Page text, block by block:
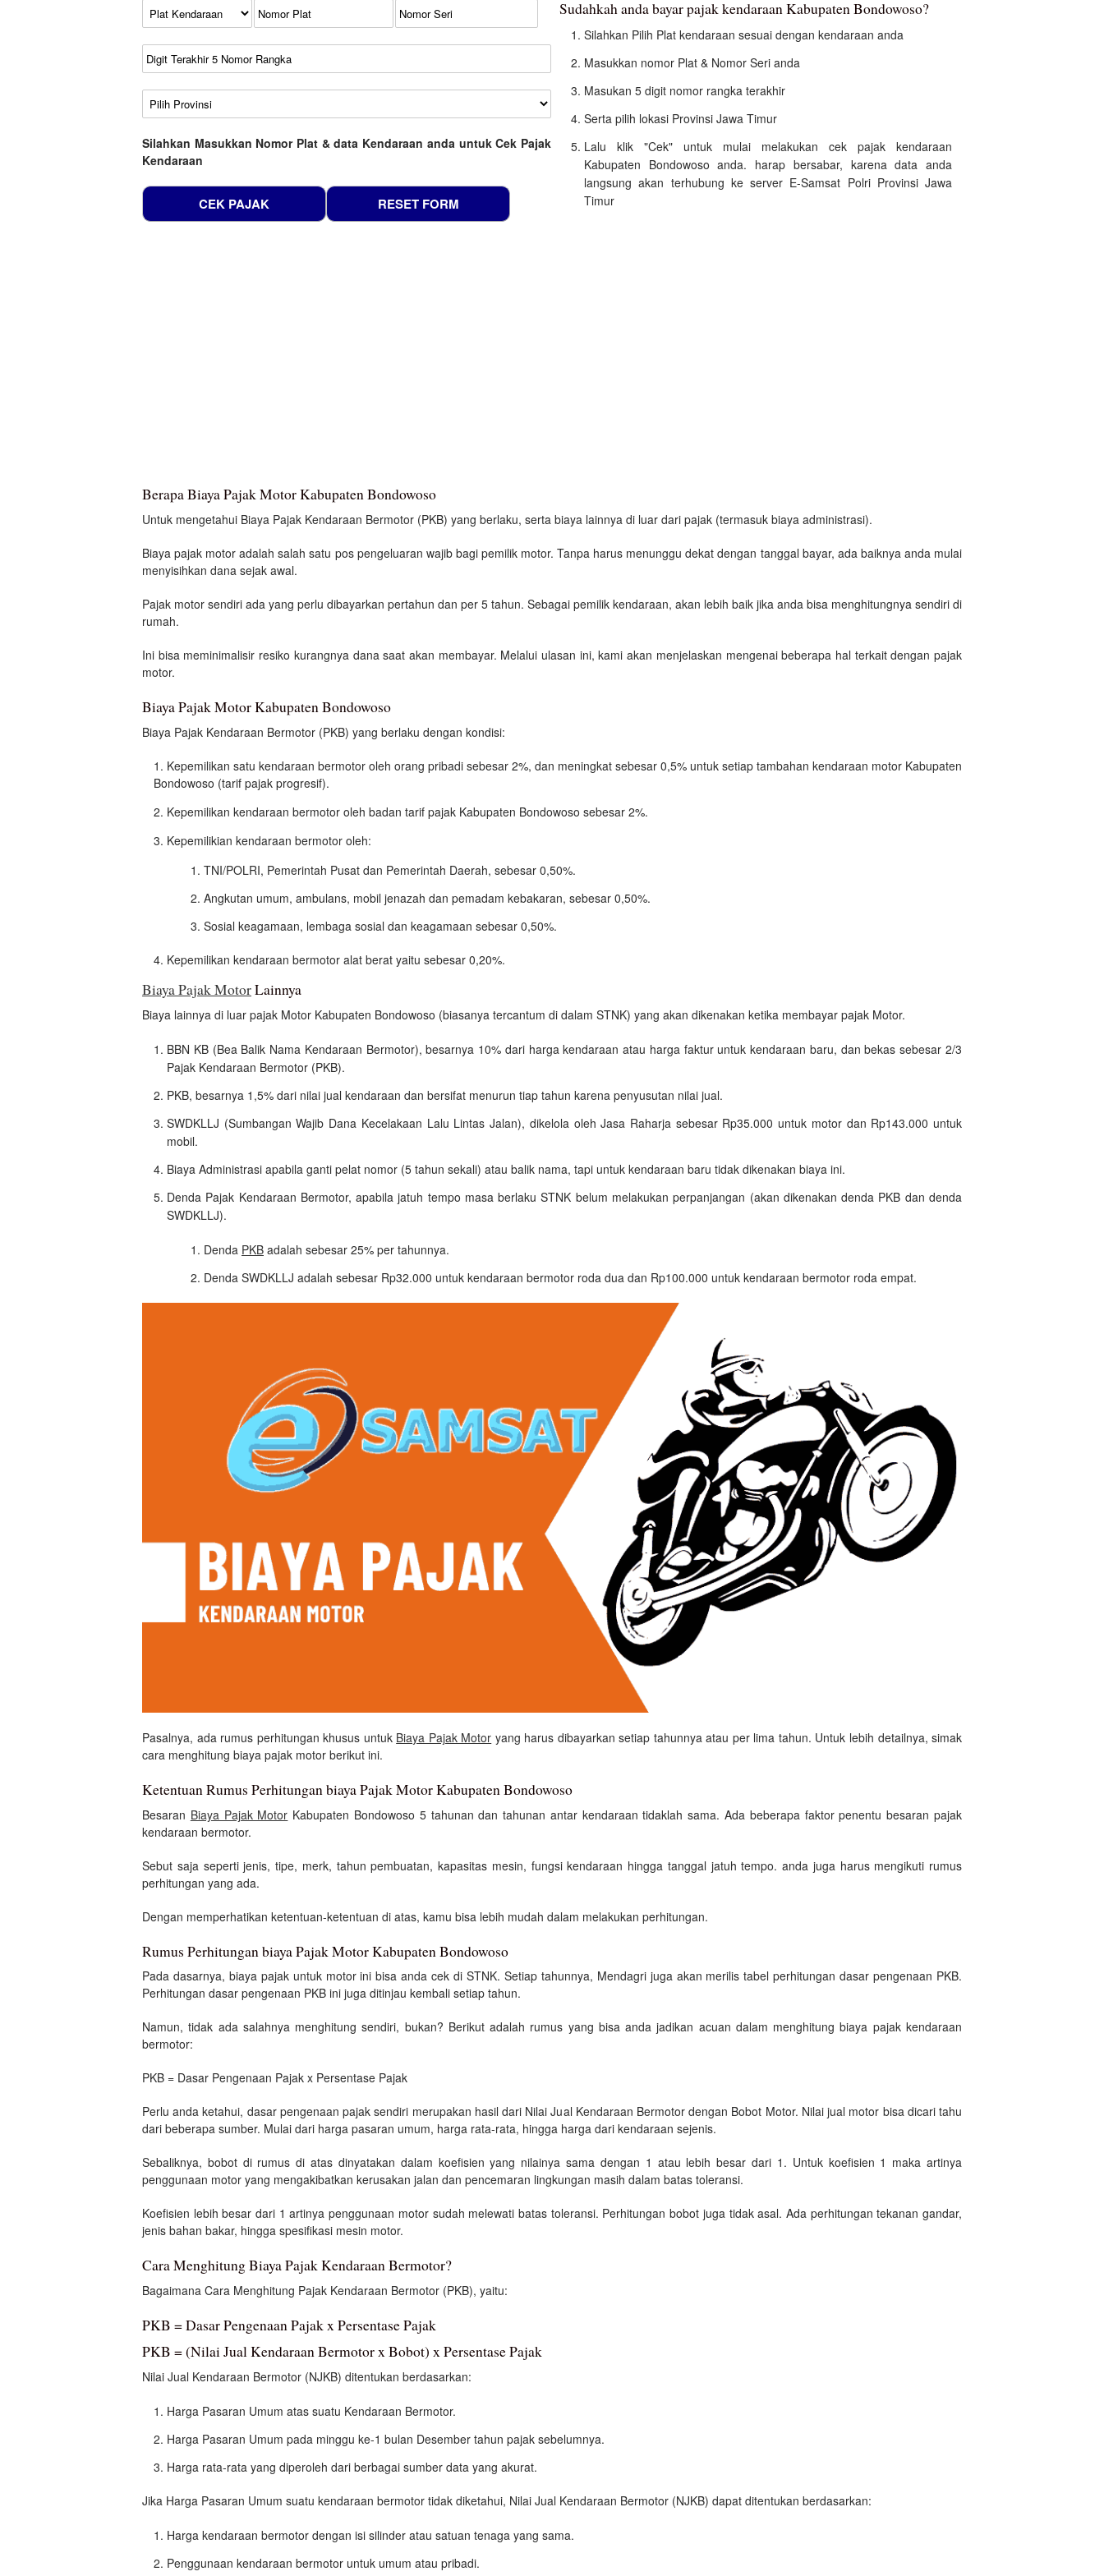
Kode Plat Kendaraan
No Plat
No Seri
No Rangka
Wilayah
Silahkan Masukkan Nomor Plat & data Kendaraan anda untuk Cek Pajak
Kendaraan
Sudahkah anda bayar pajak kendaraan Kabupaten Bondowoso?
Silahkan Pilih Plat kendaraan sesuai dengan kendaraan anda
Masukkan nomor Plat & Nomor Seri anda
Masukan 5 digit nomor rangka terakhir
Serta pilih lokasi Provinsi Jawa Timur
Lalu klik "Cek" untuk mulai melakukan cek pajak kendaraan
Kabupaten Bondowoso anda. harap bersabar, karena data anda
langsung akan terhubung ke server E-Samsat Polri Provinsi Jawa
Timur
Berapa Biaya Pajak Motor Kabupaten Bondowoso
Untuk mengetahui Biaya Pajak Kendaraan Bermotor (PKB) yang berlaku, serta biaya lainnya di luar dari pajak (termasuk biaya administrasi).
Biaya pajak motor adalah salah satu pos pengeluaran wajib bagi pemilik motor. Tanpa harus menunggu dekat dengan tanggal bayar, ada baiknya anda mulai
menyisihkan dana sejak awal.
Pajak motor sendiri ada yang perlu dibayarkan pertahun dan per 5 tahun. Sebagai pemilik kendaraan, akan lebih baik jika anda bisa menghitungnya sendiri di
rumah.
Ini bisa meminimalisir resiko kurangnya dana saat akan membayar. Melalui ulasan ini, kami akan menjelaskan mengenai beberapa hal terkait dengan pajak
motor.
Biaya Pajak Motor Kabupaten Bondowoso
Biaya Pajak Kendaraan Bermotor (PKB) yang berlaku dengan kondisi:
Kepemilikan satu kendaraan bermotor oleh orang pribadi sebesar 2%, dan meningkat sebesar 0,5% untuk setiap tambahan kendaraan motor Kabupaten
Bondowoso (tarif pajak progresif).
Kepemilikan kendaraan bermotor oleh badan tarif pajak Kabupaten Bondowoso sebesar 2%.
Kepemilikian kendaraan bermotor oleh:
TNI/POLRI, Pemerintah Pusat dan Pemerintah Daerah, sebesar 0,50%.
Angkutan umum, ambulans, mobil jenazah dan pemadam kebakaran, sebesar 0,50%.
Sosial keagamaan, lembaga sosial dan keagamaan sebesar 0,50%.
Kepemilikan kendaraan bermotor alat berat yaitu sebesar 0,20%.
Biaya Pajak MotorLainnya
Biaya lainnya di luar pajak Motor Kabupaten Bondowoso (biasanya tercantum di dalam STNK) yang akan dikenakan ketika membayar pajak Motor.
BBN KB (Bea Balik Nama Kendaraan Bermotor), besarnya 10% dari harga kendaraan atau harga faktur untuk kendaraan baru, dan bekas sebesar 2/3
Pajak Kendaraan Bermotor (PKB).
PKB, besarnya 1,5% dari nilai jual kendaraan dan bersifat menurun tiap tahun karena penyusutan nilai jual.
SWDKLLJ (Sumbangan Wajib Dana Kecelakaan Lalu Lintas Jalan), dikelola oleh Jasa Raharja sebesar Rp35.000 untuk motor dan Rp143.000 untuk
mobil.
Biaya Administrasi apabila ganti pelat nomor (5 tahun sekali) atau balik nama, tapi untuk kendaraan baru tidak dikenakan biaya ini.
Denda Pajak Kendaraan Bermotor, apabila jatuh tempo masa berlaku STNK belum melakukan perpanjangan (akan dikenakan denda PKB dan denda
SWDKLLJ).
Denda PKB adalah sebesar 25% per tahunnya.
Denda SWDKLLJ adalah sebesar Rp32.000 untuk kendaraan bermotor roda dua dan Rp100.000 untuk kendaraan bermotor roda empat.
Pasalnya, ada rumus perhitungan khusus untuk Biaya Pajak Motor yang harus dibayarkan setiap tahunnya atau per lima tahun. Untuk lebih detailnya, simak
cara menghitung biaya pajak motor berikut ini.
Ketentuan Rumus Perhitungan biaya Pajak Motor Kabupaten Bondowoso
Besaran Biaya Pajak Motor Kabupaten Bondowoso 5 tahunan dan tahunan antar kendaraan tidaklah sama. Ada beberapa faktor penentu besaran pajak
kendaraan bermotor.
Sebut saja seperti jenis, tipe, merk, tahun pembuatan, kapasitas mesin, fungsi kendaraan hingga tanggal jatuh tempo. anda juga harus mengikuti rumus
perhitungan yang ada.
Dengan memperhatikan ketentuan-ketentuan di atas, kamu bisa lebih mudah dalam melakukan perhitungan.
Rumus Perhitungan biaya Pajak Motor Kabupaten Bondowoso
Pada dasarnya, biaya pajak untuk motor ini bisa anda cek di STNK. Setiap tahunnya, Mendagri juga akan merilis tabel perhitungan dasar pengenaan PKB.
Perhitungan dasar pengenaan PKB ini juga ditinjau kembali setiap tahun.
Namun, tidak ada salahnya menghitung sendiri, bukan? Berikut adalah rumus yang bisa anda jadikan acuan dalam menghitung biaya pajak kendaraan
bermotor:
PKB = Dasar Pengenaan Pajak x Persentase Pajak
Perlu anda ketahui, dasar pengenaan pajak sendiri merupakan hasil dari Nilai Jual Kendaraan Bermotor dengan Bobot Motor. Nilai jual motor bisa dicari tahu
dari beberapa sumber. Mulai dari harga pasaran umum, harga rata-rata, hingga harga dari kendaraan sejenis.
Sebaliknya, bobot di rumus di atas dinyatakan dalam koefisien yang nilainya sama dengan 1 atau lebih besar dari 1. Untuk koefisien 1 maka artinya
penggunaan motor yang mengakibatkan kerusakan jalan dan pencemaran lingkungan masih dalam batas toleransi.
Koefisien lebih besar dari 1 artinya penggunaan motor sudah melewati batas toleransi. Perhitungan bobot juga tidak asal. Ada perhitungan tekanan gandar,
jenis bahan bakar, hingga spesifikasi mesin motor.
Cara Menghitung Biaya Pajak Kendaraan Bermotor?
Bagaimana Cara Menghitung Pajak Kendaraan Bermotor (PKB), yaitu:
PKB = Dasar Pengenaan Pajak x Persentase Pajak
PKB = (Nilai Jual Kendaraan Bermotor x Bobot) x Persentase Pajak
Nilai Jual Kendaraan Bermotor (NJKB) ditentukan berdasarkan:
Harga Pasaran Umum atas suatu Kendaraan Bermotor.
Harga Pasaran Umum pada minggu ke-1 bulan Desember tahun pajak sebelumnya.
Harga rata-rata yang diperoleh dari berbagai sumber data yang akurat.
Jika Harga Pasaran Umum suatu kendaraan bermotor tidak diketahui, Nilai Jual Kendaraan Bermotor (NJKB) dapat ditentukan berdasarkan:
Harga kendaraan bermotor dengan isi silinder atau satuan tenaga yang sama.
Penggunaan kendaraan bermotor untuk umum atau pribadi.